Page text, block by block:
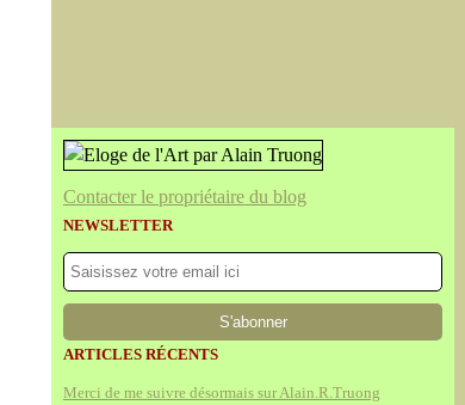
Contacter le propriétaire du blog
NEWSLETTER
ARTICLES RÉCENTS
Merci de me suivre désormais sur Alain.R.Truong